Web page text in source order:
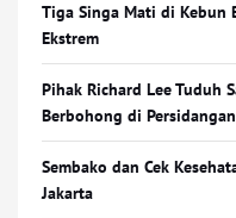
Tiga Singa Mati di Kebun
Ekstrem
Pihak Richard Lee Tuduh
Berbohong di Persidangan
Sembako dan Cek
Jakarta